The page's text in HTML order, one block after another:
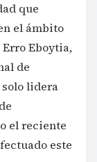
que
el ámbito
Eboytia,
de
solo lidera
el reciente
este